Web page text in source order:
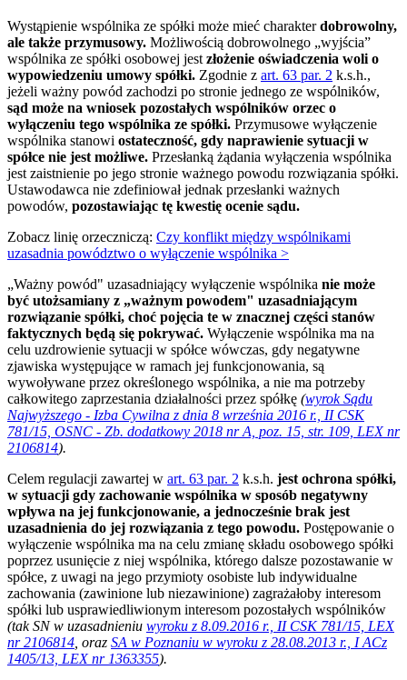
Wystąpienie wspólnika ze spółki może mieć charakterdobrowolny,
ale także przymusowy. Możliwością dobrowolnego „wyjścia”
wspólnika ze spółki osobowej jest złożenie oświadczenia woli o
wypowiedzeniu umowy spółki. Zgodnie z art. 63 par. 2 k.s.h.,
jeżeli ważny powód zachodzi po stronie jednego ze wspólników,
sąd może na wniosek pozostałych wspólników orzec o
wyłączeniu tego wspólnika ze spółki. Przymusowe wyłączenie
wspólnika stanowi ostateczność, gdy naprawienie sytuacji w
spółce nie jest możliwe. Przesłanką żądania wyłączenia wspólnika
jest zaistnienie po jego stronie ważnego powodu rozwiązania spółki.
Ustawodawca nie zdefiniował jednak przesłanki ważnych
powodów, pozostawiając tę kwestię ocenie sądu.
Zobacz linię orzeczniczą: Czy konflikt między wspólnikami
uzasadnia powództwo o wyłączenie wspólnika >
„Ważny powód" uzasadniający wyłączenie wspólnika nie może
być utożsamiany z „ważnym powodem" uzasadniającym
rozwiązanie spółki, choć pojęcia te w znacznej części stanów
faktycznych będą się pokrywać. Wyłączenie wspólnika ma na
celu uzdrowienie sytuacji w spółce wówczas, gdy negatywne
zjawiska występujące w ramach jej funkcjonowania, są
wywoływane przez określonego wspólnika, a nie ma potrzeby
całkowitego zaprzestania działalności przez spółkę (wyrok Sądu
Najwyższego - Izba Cywilna z dnia 8 września 2016 r., II CSK
781/15, OSNC - Zb. dodatkowy 2018 nr A, poz. 15, str. 109, LEX nr
2106814).
Celem regulacji zawartej w art. 63 par. 2 k.s.h. jest ochrona spółki,
w sytuacji gdy zachowanie wspólnika w sposób negatywny
wpływa na jej funkcjonowanie, a jednocześnie brak jest
uzasadnienia do jej rozwiązania z tego powodu. Postępowanie o
wyłączenie wspólnika ma na celu zmianę składu osobowego spółki
poprzez usunięcie z niej wspólnika, którego dalsze pozostawanie w
spółce, z uwagi na jego przymioty osobiste lub indywidualne
zachowania (zawinione lub niezawinione) zagrażałoby interesom
spółki lub usprawiedliwionym interesom pozostałych wspólników
(tak SN w uzasadnieniu wyroku z 8.09.2016 r., II CSK 781/15, LEX
nr 2106814 , oraz SA w Poznaniu w wyroku z 28.08.2013 r., I ACz
1405/13, LEX nr 1363355).